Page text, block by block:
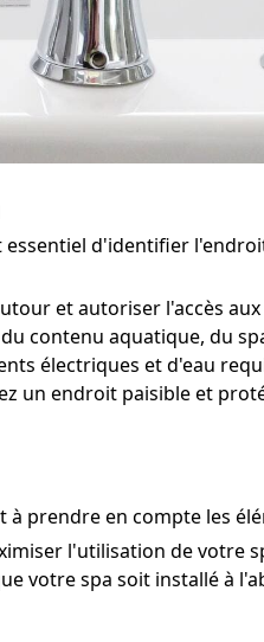
d'identifier
et autoriser l'accès
contenu aquatique, du
électriques et d'eau
un endroit paisible et
à prendre en compte les
l'utilisation de votre
votre spa soit installé à